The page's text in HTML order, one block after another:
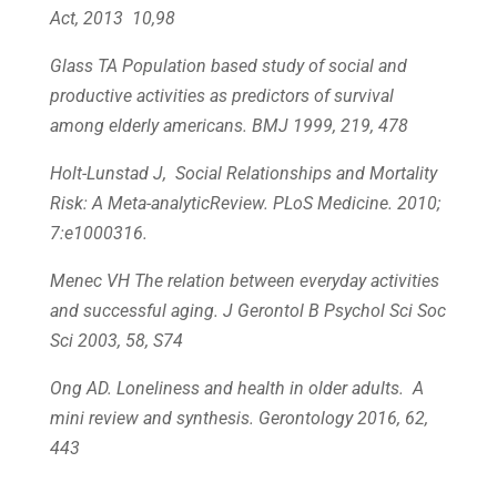
Act, 2013 10,98
Glass TA Population based study of social and
productive activities as predictors of survival
among elderly americans. BMJ 1999, 219, 478
Holt-Lunstad J, Social Relationships and Mortality
Risk: A Meta-analyticReview. PLoS Medicine. 2010;
7:e1000316.
Menec VH The relation between everyday activities
and successful aging. J Gerontol B Psychol Sci Soc
Sci 2003, 58, S74
Ong AD. Loneliness and health in older adults. A
mini review and synthesis. Gerontology 2016, 62,
443